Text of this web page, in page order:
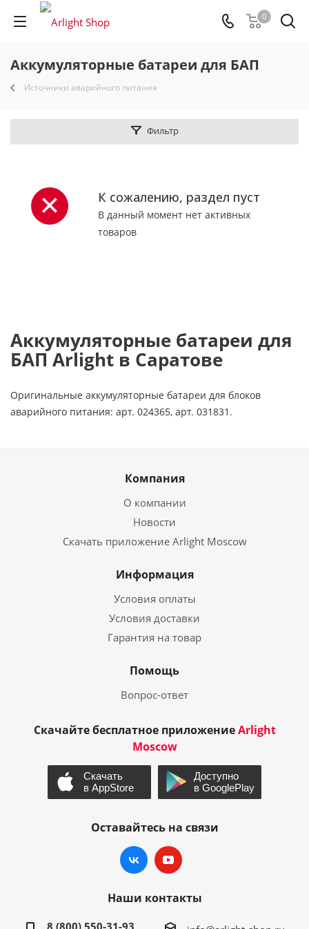
0
Аккумуляторные батареи для БАП
Источники аварийного питания
Фильтр
К сожалению, раздел пуст
В данный момент нет активных
товаров
Аккумуляторные батареи для
БАП Arlight в Саратове
Оригинальные аккумуляторные батареи для блоков
аварийного питания: арт. 024365, арт. 031831.
Компания
О компании
Новости
Скачать приложение Arlight Moscow
Информация
Условия оплаты
Условия доставки
Гарантия на товар
Помощь
Вопрос-ответ
Скачайте бесплатное приложениеArlight
Moscow
Оставайтесь на связи
Наши контакты
8 (800) 550-31-93